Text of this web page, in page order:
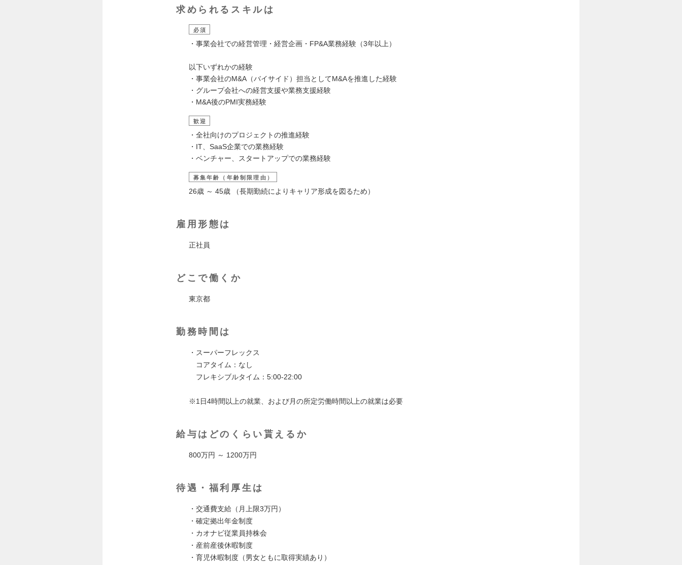
求められるスキルは
必須
・事業会社での経営管理・経営企画・FP&A業務経験（3年以上）
以下いずれかの経験
・事業会社のM&A（バイサイド）担当としてM&Aを推進した経験
・グループ会社への経営支援や業務支援経験
・M&A後のPMI実務経験
歓迎
・全社向けのプロジェクトの推進経験
・IT、SaaS企業での業務経験
・ベンチャー、スタートアップでの業務経験
募集年齢（年齢制限理由）
26歳 ～ 45歳 （長期勤続によりキャリア形成を図るため）
雇用形態は
正社員
どこで働くか
東京都
勤務時間は
・スーパーフレックス
コアタイム：なし
フレキシブルタイム：5:00-22:00
※1日4時間以上の就業、および月の所定労働時間以上の就業は必要
給与はどのくらい貰えるか
800万円 ～ 1200万円
待遇・福利厚生は
・交通費支給（月上限3万円）
・確定拠出年金制度
・カオナビ従業員持株会
・産前産後休暇制度
・育児休暇制度（男女ともに取得実績あり）